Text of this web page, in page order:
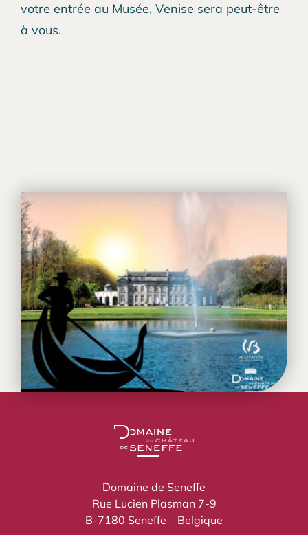
votre entrée au Musée, Venise sera peut-être
à vous.
Domaine de Seneffe
Rue Lucien Plasman 7-9
B-7180 Seneffe – Belgique